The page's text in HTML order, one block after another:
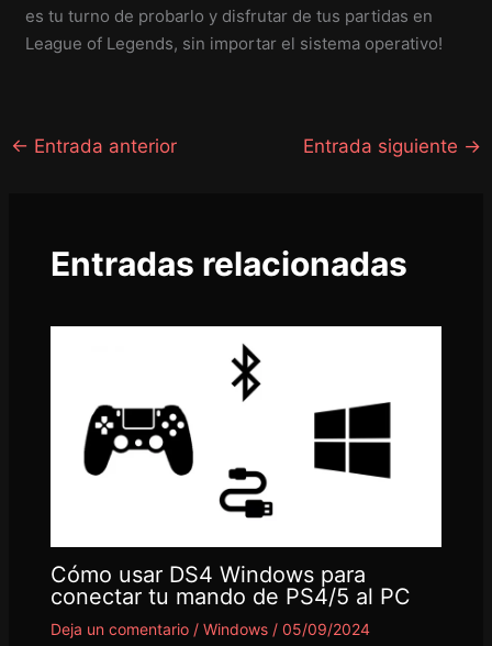
es tu turno de probarlo y disfrutar de tus partidas en
League of Legends, sin importar el sistema operativo!
← Entrada anterior Entrada siguiente →
Entradas relacionadas
Cómo usar DS4 Windows para
conectar tu mando de PS4/5 al PC
Deja un comentario / Windows/ 05/09/2024